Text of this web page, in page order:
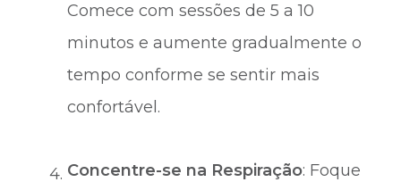
Comece com sessões de 5 a 10
minutos e aumente gradualmente o
tempo conforme se sentir mais
confortável.
Concentre-se na Respiração: Foque